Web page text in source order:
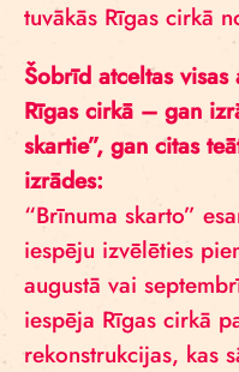
tuvākās Rīgas cirkā
Šobrīd atceltas
Rīgas cirkā – gan
skartie”, gan citas
izrādes:
“Brīnuma skarto”
iespēju izvēlēties
augustā vai
iespēja Rīgas cirkā
rekonstrukcijas, kas